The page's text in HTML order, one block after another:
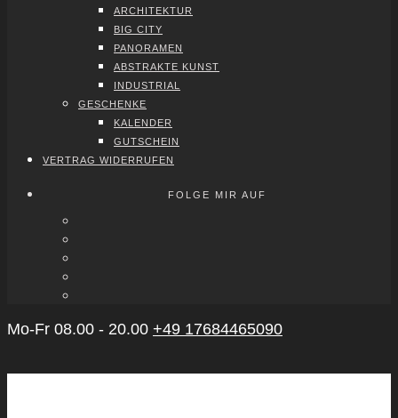
ARCHI­TEK­TUR
BIG CITY
PAN­ORA­MEN
ABS­TRAK­TE KUNST
INDUS­TRI­AL
GESCHEN­KE
KALEN­DER
GUT­SCHEIN
VER­TRAG WIDER­RU­FEN
FOLGE MIR AUF
Mo-Fr 08.00 - 20.00 +49 17684465090